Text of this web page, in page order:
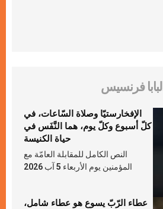
البابا فرنسيس
الإفخارستيّا وصلاة السّاعات، في
كلّ أسبوع وكلّ يوم، هما النَّفَس في
حياة الكنيسة
النص الكامل للمقابلة العامّة مع
المؤمنين يوم الأربعاء 5 آب 2026
عطاء الرّبّ يسوع هو عطاء شامل،